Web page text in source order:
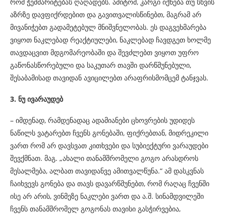
აზრზე დავფიქრდებით და გავითვალისწინებთ, მაგრამ არ
მივანიჭებთ გადამეტებულ მნიშვნელობას. ეს დაგვეხმარება
ვიყოთ ნაკლებად რეაქტიულები, ნაკლებად ჩავდგეთ ხოლმე
თავდაცვით მდგომარეობაში და შევძლებთ ვიყოთ უფრო
გაწონასწორებული და საკუთარ თავში დარწმუნებული,
შესაბამისად თავიდან ავიცილებთ არაფრისმომცემ ტანჯვას.
3. ნუ ივარაუდებ
– იმდენად, რამდენადაც ადამიანები ცხოვრების უდიდეს
ნაწილს ვატარებთ ჩვენს გონებაში, ფიქრებთან, მიდრეკილი
ვართ რომ არ დავსვათ კითხვები და სუბიექტური ვარაუდები
შევქმნათ. მაგ. „ახალი თანამშრომელი გოგო არასდროს
მესალმება, ალბათ თავიდანვე ამითვალწუნა.“ ამ დასკვნას
ჩაიხვევს გონება და თავს დავარწმუნებთ, რომ რაღაც ჩვენში
ისე არ არის, ვინმეზე ნაკლები ვართ და ა.შ. სინამდვილეში
ჩვენს თანამშრომელ გოგონას თავისი გასჭირვებია,